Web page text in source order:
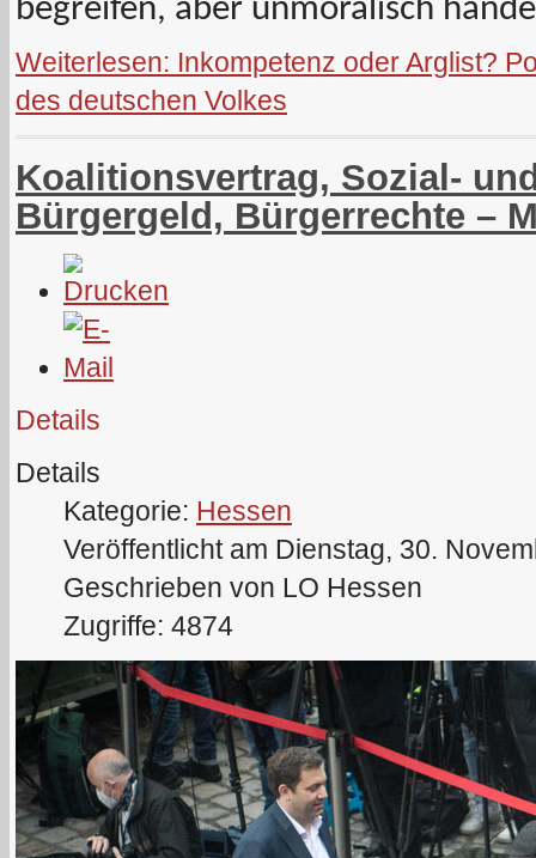
begreifen, aber unmoralisch
Weiterlesen: Inkompetenz oder Arglist?
des deutschen Volkes
Koalitionsvertrag, Sozial-
Bürgergeld, Bürgerrechte –
Details
Details
Kategorie: Hessen
Veröffentlicht am Dienstag, 30.
Geschrieben von LO Hessen
Zugriffe: 4874